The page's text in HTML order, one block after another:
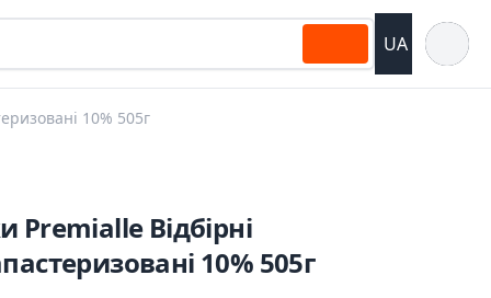
UA
10% 505г
Premialle Відбірні
10% 505г